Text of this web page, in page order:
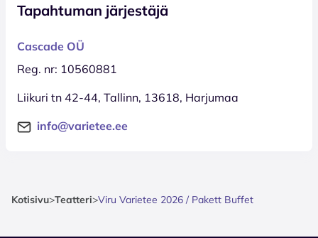
Tapahtuman järjestäjä
Cascade OÜ
Reg. nr: 10560881
Liikuri tn 42-44, Tallinn, 13618, Harjumaa
info@varietee.ee
Kotisivu>Teatteri>Viru Varietee 2026 / Pakett Buffet